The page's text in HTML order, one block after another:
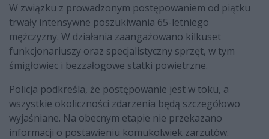
W związku z prowadzonym postępowaniem od piątku
trwały intensywne poszukiwania 65-letniego
mężczyzny. W działania zaangażowano kilkuset
funkcjonariuszy oraz specjalistyczny sprzęt, w tym
śmigłowiec i bezzałogowe statki powietrzne.
Policja podkreśla, że postępowanie jest w toku, a
wszystkie okoliczności zdarzenia będą szczegółowo
wyjaśniane. Na obecnym etapie nie przekazano
informacji o postawieniu komukolwiek zarzutów.